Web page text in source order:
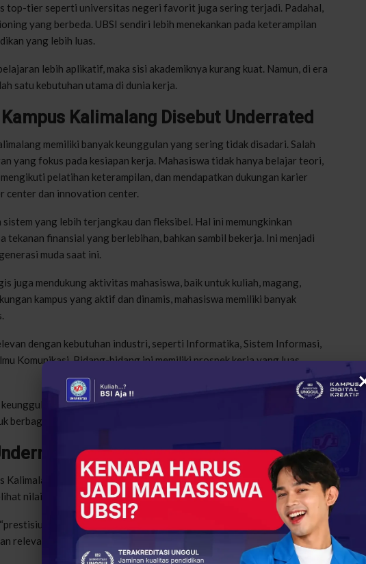
top-tier seperti universitas negeri favorit juga sering terjadi. Padahal,
yang berbeda. UBSI sendiri lebih menekankan pada keterampilan
yang lebih luas.
lebih aplikatif, maka sisi akademiknya kurang kuat. Namun, di era
satu kebutuhan utama di dunia kerja.
Kalimalang Disebut Underrated
memiliki banyak keunggulan yang sering tidak disadari. Salah
yang fokus pada kesiapan kerja. Mahasiswa tidak hanya belajar teori,
pelatihan keterampilan, dan mendapatkan dukungan karier
center dan innovation center.
yang lebih terjangkau dan fleksibel. Hal ini memungkinkan
tekanan finansial yang berlebihan, bahkan sambil bekerja. Ini menjadi
muda saat ini.
juga mendukung aktivitas mahasiswa, baik untuk kuliah, magang,
kampus yang aktif dan dinamis, mahasiswa memiliki banyak
dengan kebutuhan industri, seperti Informatika, Sistem Informasi,
Komunikasi. Bidang-bidang ini memiliki prospek kerja yang luas,
lain. Tersedia kelas reguler dan kelas karyawan dengan jadwal
berbagai kondisi mahasiswa.
Kalimalang lebih tepat disebut sebagai kampus yang underrated. Banyak
nilai sebenarnya yang ditawarkan di dalam.
secara branding akademik, tetapi memiliki kekuatan besar
relevansi dengan kebutuhan industri. Inilah yang justru menjadi nilai